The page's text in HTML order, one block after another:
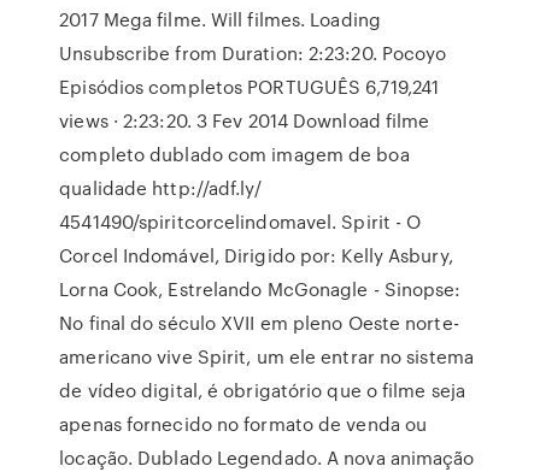
2017 Mega filme. Will filmes. Loading
Unsubscribe from Duration: 2:23:20. Pocoyo
Episódios completos PORTUGUÊS 6,719,241
views · 2:23:20. 3 Fev 2014 Download filme
completo dublado com imagem de boa
qualidade http://adf.ly/
4541490/spiritcorcelindomavel. Spirit - O
Corcel Indomável, Dirigido por: Kelly Asbury,
Lorna Cook, Estrelando McGonagle - Sinopse:
No final do século XVII em pleno Oeste norte-
americano vive Spirit, um ele entrar no sistema
de vídeo digital, é obrigatório que o filme seja
apenas fornecido no formato de venda ou
locação. Dublado Legendado. A nova animação